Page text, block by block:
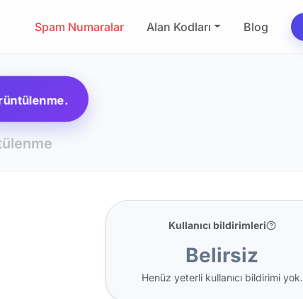
Spam Numaralar Alan Kodları Blog
Kullanıcı bildirimleri
Belirsiz
Henüz yeterli kullanıcı bildirimi yok.